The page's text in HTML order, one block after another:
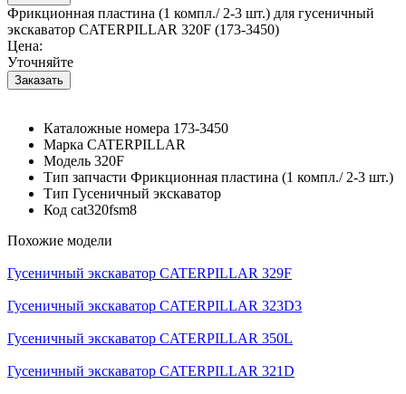
Фрикционная пластина (1 компл./ 2-3 шт.) для гусеничный
экскаватор CATERPILLAR 320F (173-3450)
Цена:
Уточняйте
Каталожные номера 173-3450
Марка CATERPILLAR
Модель 320F
Тип запчасти Фрикционная пластина (1 компл./ 2-3 шт.)
Тип Гусеничный экскаватор
Код cat320fsm8
Похожие модели
Гусеничный экскаватор CATERPILLAR 329F
Гусеничный экскаватор CATERPILLAR 323D3
Гусеничный экскаватор CATERPILLAR 350L
Гусеничный экскаватор CATERPILLAR 321D